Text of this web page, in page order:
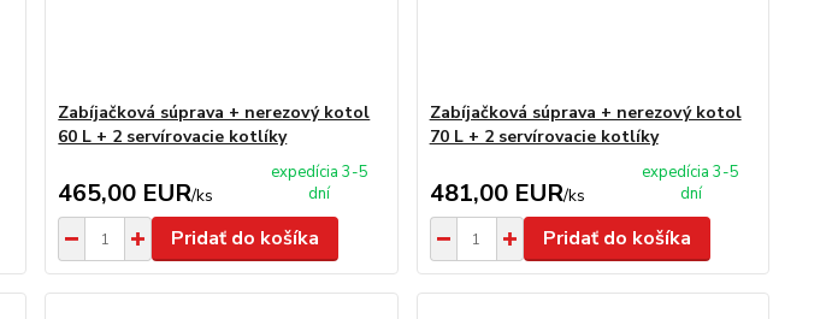
Zabíjačková súprava + nerezový kotol
60 L + 2 servírovacie kotlíky
465,00 EUR/ks
expedícia 3-5
dní
Pridať do košíka
Zabíjačková súprava + nerezový kotol
70 L + 2 servírovacie kotlíky
481,00 EUR/ks
expedícia 3-5
dní
Pridať do košíka